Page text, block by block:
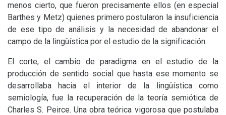
menos cierto, que fueron precisamente ellos (en especial
Barthes y Metz) quienes primero postularon la insuficiencia
de ese tipo de análisis y la necesidad de abandonar el
campo de la lingüística por el estudio de la significación.
El corte, el cambio de paradigma en el estudio de la
producción de sentido social que hasta ese momento se
desarrollaba hacia el interior de la lingüística como
semiología, fue la recuperación de la teoría semiótica de
Charles S. Peirce. Una obra teórica vigorosa que postulaba